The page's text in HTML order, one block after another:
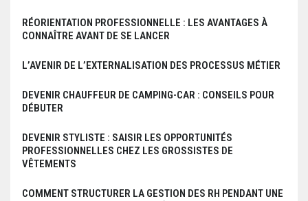
RÉORIENTATION PROFESSIONNELLE : LES AVANTAGES À
CONNAÎTRE AVANT DE SE LANCER
L’AVENIR DE L’EXTERNALISATION DES PROCESSUS MÉTIER
DEVENIR CHAUFFEUR DE CAMPING-CAR : CONSEILS POUR
DÉBUTER
DEVENIR STYLISTE : SAISIR LES OPPORTUNITÉS
PROFESSIONNELLES CHEZ LES GROSSISTES DE
VÊTEMENTS
COMMENT STRUCTURER LA GESTION DES RH PENDANT UNE